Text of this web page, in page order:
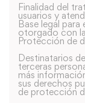
Finalidad del
usuarios y
Base legal
otorgado con
Protección de
Destinatarios
terceras
más
sus derechos
de protección